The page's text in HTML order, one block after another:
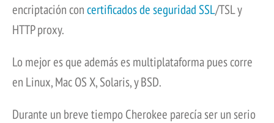
encriptación concertificados de seguridad SSL/TSL y
HTTP proxy.
Lo mejor es que además es multiplataforma pues corre
en Linux, Mac OS X, Solaris, y BSD.
Durante un breve tiempo Cherokee parecía ser un serio